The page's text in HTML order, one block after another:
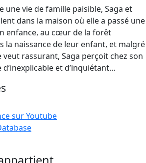
une vie de famille paisible, Saga et
dans la maison où elle a passé une
enfance, au cœur de la forêt
la naissance de leur enfant, et malgré
rassurant, Saga perçoit chez son
et d’inquiétant…
sur Youtube